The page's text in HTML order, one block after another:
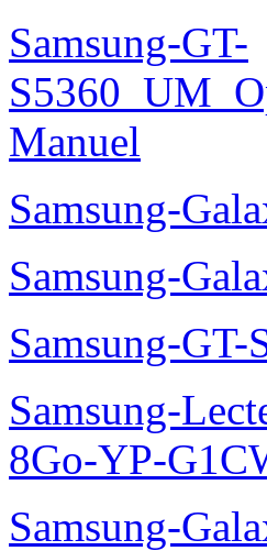
Samsung-GT-
Manuel
Samsung-
Samsung-
Samsung-
Samsung-
8Go-YP-
Samsung-